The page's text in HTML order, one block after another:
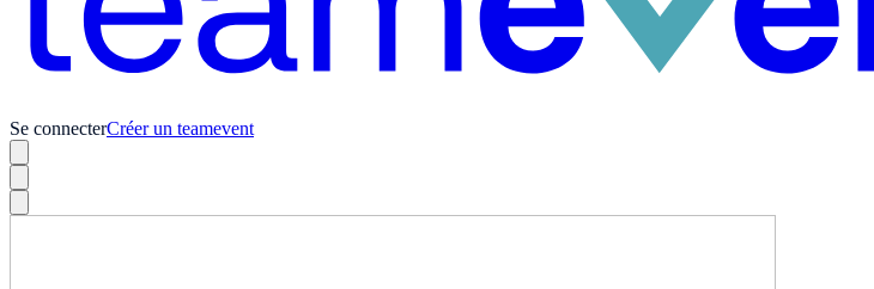
Se connecterCréer un teamevent